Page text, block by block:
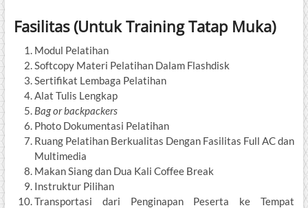
Fasilitas (Untuk Training Tatap Muka)
Modul Pelatihan
Softcopy Materi Pelatihan Dalam Flashdisk
Sertifikat Lembaga Pelatihan
Alat Tulis Lengkap
Bag or backpackers
Photo Dokumentasi Pelatihan
Ruang Pelatihan Berkualitas Dengan Fasilitas Full AC dan
Multimedia
Makan Siang dan Dua Kali Coffee Break
Instruktur Pilihan
Transportasi dari Penginapan Peserta ke Tempat